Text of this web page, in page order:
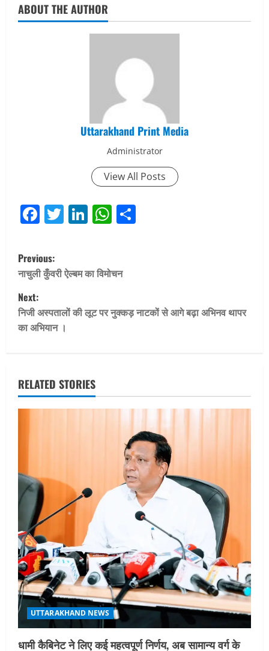
ABOUT THE AUTHOR
Uttarakhand Print Media
Administrator
View All Posts
Facebook
Twitter
LinkedIn
WhatsApp
P
o
s
t
a
v
a
t
i
o
n
Previous:
नाचुली कुँवरी ऐल्बम का विमोचन
Next:
निजी अस्पतालों की लूट पर नुक्कड़ नाटकों से आगे बढ़ा अभिनव थापर
का अभियान ।
RELATED STORIES
UTTARAKHAND NEWS
धामी कैबिनेट ने लिए कई महत्वपूर्ण निर्णय, अब सामान्य वर्ग के